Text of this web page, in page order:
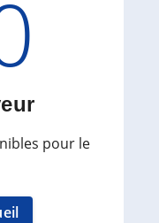
pour le